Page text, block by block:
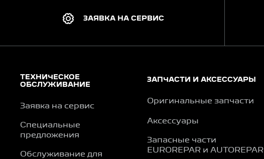
ЗАЯВКА НА СЕРВИС
ТЕХНИЧЕСКОЕ
ОБСЛУЖИВАНИЕ
Заявка на сервис
Специальные
предложения
Обслуживание для
ЗАПЧАСТИ И АКСЕССУАРЫ
Оригинальные запчасти
Аксессуары
Запасные части
EUROREPAR и AUTOREPAR